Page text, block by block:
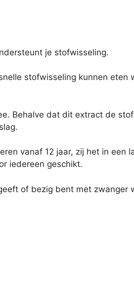
je stofwisseling.
stofwisseling kunnen eten
Behalve dat dit extract de
vanaf 12 jaar, zij het in een
iedereen geschikt.
of bezig bent met zwanger